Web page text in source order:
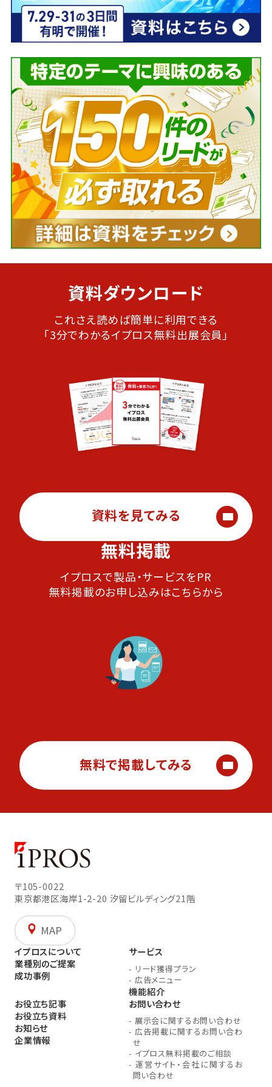
資料ダウンロード
これさえ読めば簡単に利用できる
「3分でわかるイプロス無料出展会員」
資料を見てみる
無料掲載
イプロスで製品・サービスをPR
無料掲載のお申し込みはこちらから
無料で掲載してみる
〒105-0022
東京都港区海岸1-2-20 汐留ビルディング21階
MAP
イプロスについて
業種別のご提案
成功事例
サービス
- リード獲得プラン
- 広告メニュー
機能紹介
お役立ち記事
お役立ち資料
お知らせ
企業情報
お問い合わせ
- 展示会に関するお問い合わせ
- 広告掲載に関するお問い合わ
せ
- イプロス無料掲載のご相談
- 運営サイト・会社に関するお
問い合わせ